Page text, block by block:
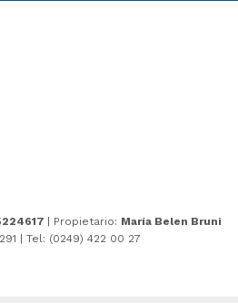
| Propietario: María Belen Bruni
| Tel: (0249) 422 00 27